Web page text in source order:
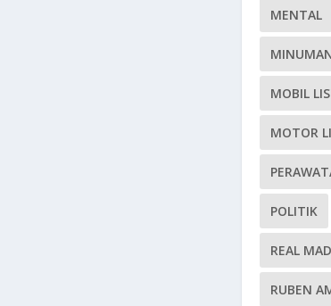
MENTAL
MOBIL
MOTOR
POLITIK
REAL
RUBEN